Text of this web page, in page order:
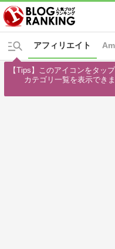
アフィリエイト
【Tips】このアイコンをタップ
カテゴリ一覧を表示できま